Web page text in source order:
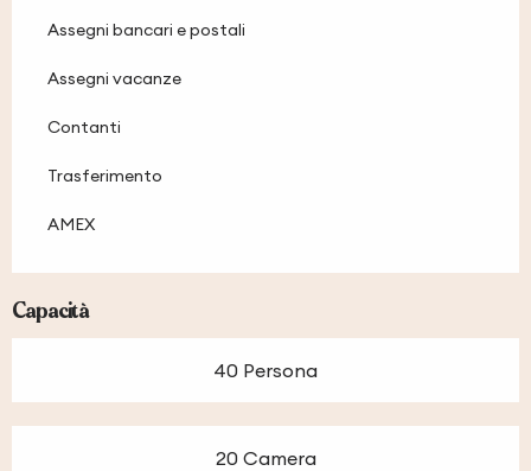
Assegni bancari e postali
Assegni vacanze
Contanti
Trasferimento
AMEX
Capacità
40 Persona
20 Camera